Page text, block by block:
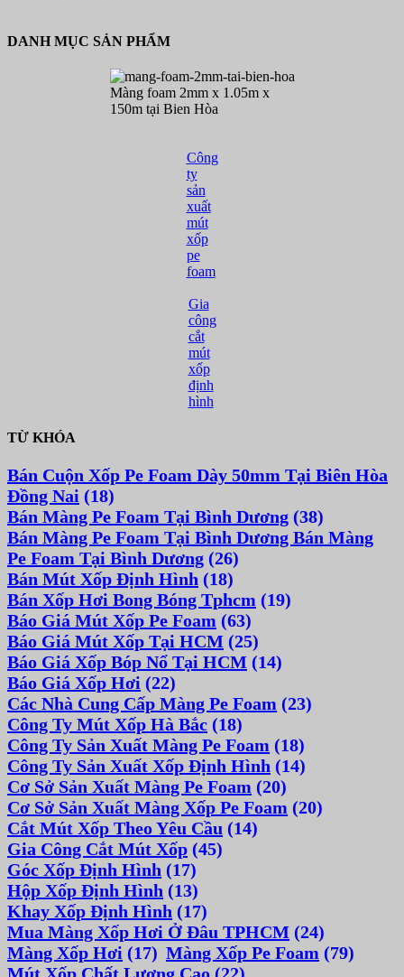
DANH MỤC SẢN PHẨM
Màng foam 2mm x 1.05m x
150m tại Bien Hòa
Công
ty
sản
xuất
mút
xốp
pe
foam
Gia
công
cắt
mút
xốp
định
hình
TỪ KHÓA
Bán Cuộn Xốp Pe Foam Dày 50mm Tại Biên Hòa
Đồng Nai (18)
Bán Màng Pe Foam Tại Bình Dương (38)
Bán Màng Pe Foam Tại Bình Dương Bán Màng
Pe Foam Tại Bình Dương (26)
Bán Mút Xốp Định Hình (18)
Bán Xốp Hơi Bong Bóng Tphcm (19)
Báo Giá Mút Xốp Pe Foam (63)
Báo Giá Mút Xốp Tại HCM (25)
Báo Giá Xốp Bóp Nổ Tại HCM (14)
Báo Giá Xốp Hơi (22)
Các Nhà Cung Cấp Màng Pe Foam (23)
Công Ty Mút Xốp Hà Bắc (18)
Công Ty Sản Xuất Màng Pe Foam (18)
Công Ty Sản Xuất Xốp Định Hình (14)
Cơ Sở Sản Xuất Màng Pe Foam (20)
Cơ Sở Sản Xuất Màng Xốp Pe Foam (20)
Cắt Mút Xốp Theo Yêu Cầu (14)
Gia Công Cắt Mút Xốp (45)
Góc Xốp Định Hình (17)
Hộp Xốp Định Hình (13)
Khay Xốp Định Hình (17)
Mua Màng Xốp Hơi Ở Đâu TPHCM (24)
Màng Xốp Hơi (17) Màng Xốp Pe Foam (79)